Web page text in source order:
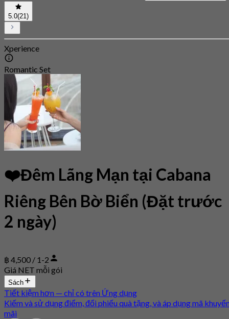
5.0(21)
Xperience
Romantic Set
❤️Đêm Lãng Mạn tại Cabana
Riêng Bên Bờ Biển (Đặt trước
2 ngày)
฿ 4,500 / 1-2
Giá NET mỗi gói
Sách
Tiết kiệm hơn — chỉ có trên Ứng dụng
Kiếm và sử dụng điểm, đổi phiếu quà tặng, và áp dụng mã
mãi